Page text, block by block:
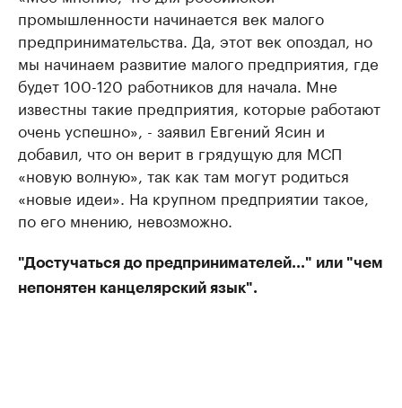
промышленности начинается век малого
предпринимательства. Да, этот век опоздал, но
мы начинаем развитие малого предприятия, где
будет 100-120 работников для начала. Мне
известны такие предприятия, которые работают
очень успешно», - заявил Евгений Ясин и
добавил, что он верит в грядущую для МСП
«новую волную», так как там могут родиться
«новые идеи». На крупном предприятии такое,
по его мнению, невозможно.
"Достучаться до предпринимателей..." или "чем
непонятен канцелярский язык".